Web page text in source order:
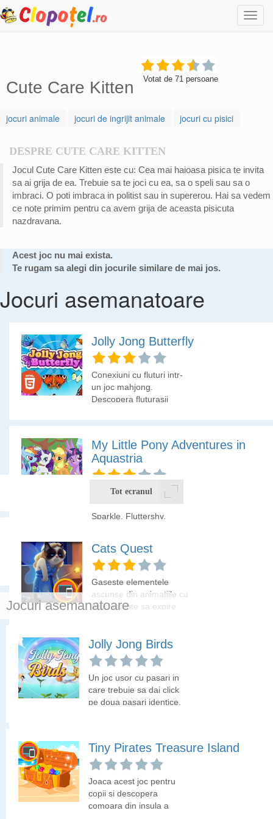
Cute Care Kitten Votat de 71 persoane
jocuri animale jocuri de ingrijit animale jocuri cu pisici
DESPRE CUTE CARE KITTEN
Jocul Cute Care Kitten este cu: Cea mai haioasa pisica te invita
sa ai grija de ea. Trebuie sa te joci cu ea, sa o speli sau sa o
imbraci. O poti imbraca in politist sau in supererou. Hai sa vedem
ce note primim pentru ca avem grija de aceasta pisicuta
nazdravana.
Acest joc nu mai exista.
Te rugam sa alegi din jocurile similare de mai jos.
Jocuri asemanatoare
Jolly Jong Butterfly
Conexiuni cu fluturi intr-
un joc mahjong.
Descopera fluturasii
My Little Pony Adventures in
Aquastria
Mergi in tinutul Aquastria
Sparkle, Fluttershy,
micutii ponei tinuta
Aquastria!
Cats Quest
Gaseste elementele
ascunse din animatiile cu
pisici inainte sa expire
Train Master
Un joc de gandire logica
cu trenuri in care trebuie
care sunt la urma!
Conquerors of the Island
Joaca "Nu te supara
frate!" in varianta
Tot ecranul
Foloseste mouse-ul in acest joc si indeplineste cu indemanare
si rapiditate sarcinile incredintate.
Jocuri asemanatoare
Jolly Jong Birds
Un joc usor cu pasari in
care trebuie sa dai click
pe doua pasari identice,
Tiny Pirates Treasure Island
Joaca acest joc pentru
copii si descopera
comoara din insula a